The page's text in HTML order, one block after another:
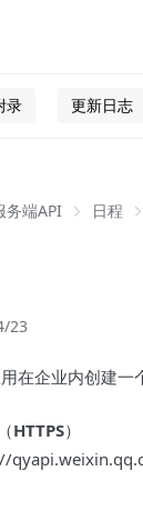
录 更新日志
务端API 日程
23
在企业内创建一
HTTPS）